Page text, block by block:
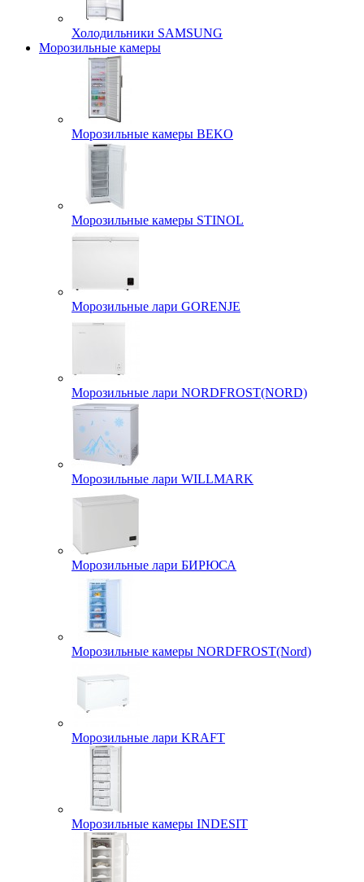
Холодильники SAMSUNG
Морозильные камеры
Морозильные камеры BEKO
Морозильные камеры STINOL
Морозильные лари GORENJE
Морозильные лари NORDFROST(NORD)
Морозильные лари WILLMARK
Морозильные лари БИРЮСА
Морозильные камеры NORDFROST(Nord)
Морозильные лари KRAFT
Морозильные камеры INDESIT